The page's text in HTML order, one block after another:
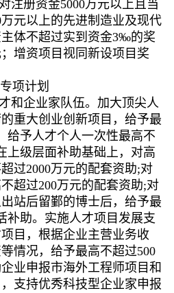
注册资金5000万元以上且当
元以上的先进制造业及现代
体不超过实到资金3‰的奖
增资项目视同新设项目奖
项计划
和企业家队伍。加大顶尖人
重大创业创新项目，给予最
给予人才个人一次性最高不
上级层面补助基础上，对高
过2000万元的配套资助;对
超过200万元的配套资助;对
站后留鄞的博士后，给予最
补助。实施人才项目发展支
目，根据企业主营业务收
情况，给予最高不超过500
业申报市海外工程师项目和
支持优秀科技型企业家申报